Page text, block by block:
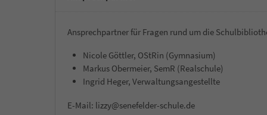
Ansprechpartner für Fragen rund um die
Nicole Göttler, OStRin (Gymnasium)
Markus Obermeier, SemR (Realschule)
Ingrid Heger, Verwaltungsangestellte
E-Mail: lizzy@senefelder-schule.de